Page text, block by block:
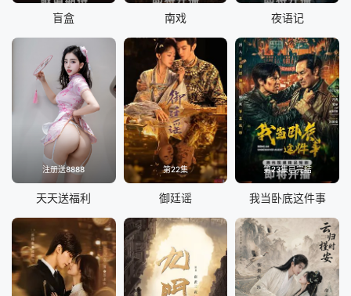
盲盒 南戏 夜语记
注册送8888
天天送福利
第22集
御廷谣
第23集已完结
我当卧底这件事